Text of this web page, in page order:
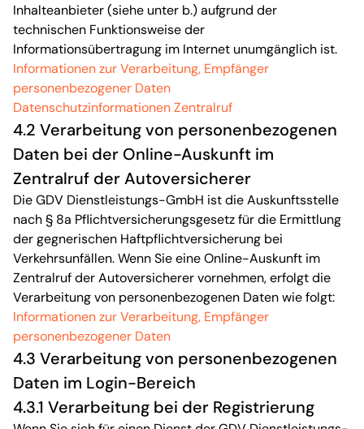
Inhalteanbieter (siehe unter b.) aufgrund der
technischen Funktionsweise der
Informationsübertragung im Internet unumgänglich ist.
Informationen zur Verarbeitung, Empfänger
personenbezogener Daten
Datenschutzinformationen Zentralruf
4.2 Verarbeitung von personenbezogenen
Daten bei der Online-Auskunft im
Zentralruf der Autoversicherer
Die GDV Dienstleistungs-GmbH ist die Auskunftsstelle
nach § 8a Pflichtversicherungsgesetz für die Ermittlung
der gegnerischen Haftpflichtversicherung bei
Verkehrsunfällen. Wenn Sie eine Online-Auskunft im
Zentralruf der Autoversicherer vornehmen, erfolgt die
Verarbeitung von personenbezogenen Daten wie folgt:
Informationen zur Verarbeitung, Empfänger
personenbezogener Daten
4.3 Verarbeitung von personenbezogenen
Daten im Login-Bereich
4.3.1 Verarbeitung bei der Registrierung